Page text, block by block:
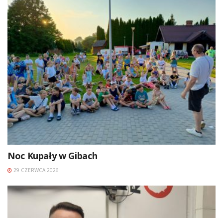
Noc Kupały w Gibach
29 CZERWCA 2026